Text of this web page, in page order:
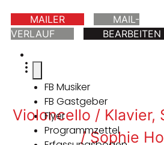
MAILER
MAIL-
VERLAUF
BEARBEITEN
FB Musiker
FB Gastgeber
Flyer
Programmzettel
Violoncello / Klavier,
/ Sophie